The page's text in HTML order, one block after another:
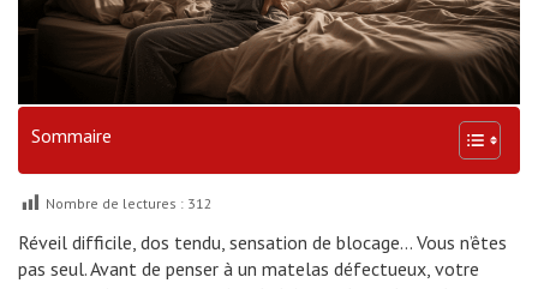
Sommaire
Nombre de lectures : 312
Réveil difficile, dos tendu, sensation de blocage… Vous n’êtes
pas seul. Avant de penser à un matelas défectueux, votre